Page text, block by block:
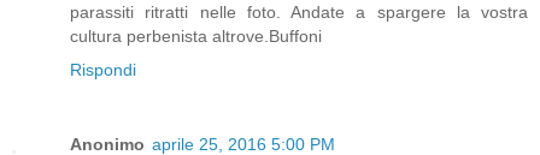
parassiti ritratti nelle foto. Andate a spargere la vostra
cultura perbenista altrove.Buffoni
Rispondi
Anonimo aprile 25, 2016 5:00 PM